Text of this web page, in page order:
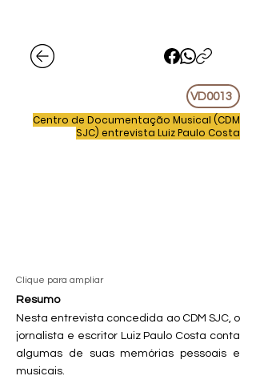
VD0013
Centro de Documentação Musical (CDM
SJC) entrevista Luiz Paulo Costa
Clique para ampliar
Resumo
Nesta entrevista concedida ao CDM SJC, o
jornalista e escritor Luiz Paulo Costa conta
algumas de suas memórias pessoais e
musicais.